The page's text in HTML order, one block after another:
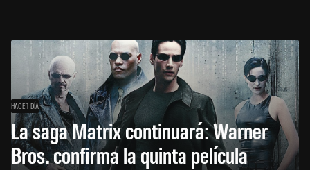
HACE 1 DÍA
La saga Matrix continuará: Warner
Bros. confirma la quinta película